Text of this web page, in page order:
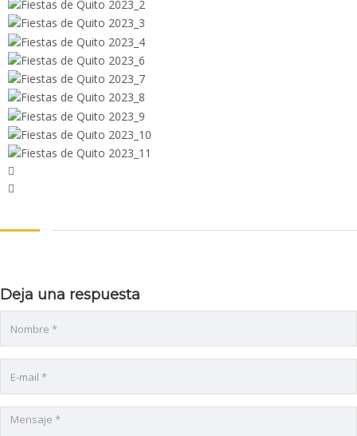
Deja una respuesta